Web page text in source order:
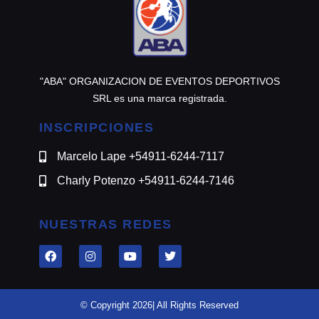
"ABA" ORGANIZACION DE EVENTOS DEPORTIVOS
SRL es una marca registrada.
INSCRIPCIONES
Marcelo Lape +54911-6244-7117
Charly Potenzo +54911-6244-7146
NUESTRAS REDES
© Copyright 2026| All Rights Reserved